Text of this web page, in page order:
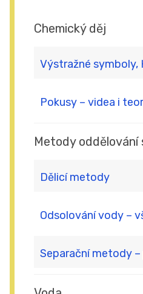
Chemický děj
Výstražné symboly,
Pokusy – videa i
Metody oddělování
Dělicí metody
Odsolování vody –
Separační metody